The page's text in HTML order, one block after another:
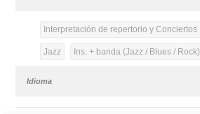
Interpretación de repertorio y Conciertos
Jazz Ins. + banda (Jazz / Blues / Rock)
Idioma